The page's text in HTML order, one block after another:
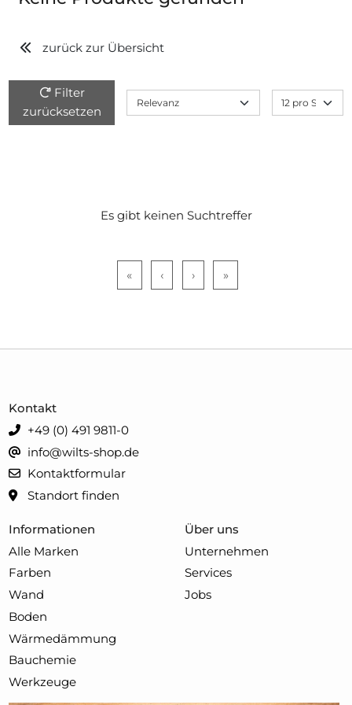
zurück zur Übersicht
Filter
zurücksetzen
Es gibt keinen Suchtreffer
« ‹ › »
Informationen
Alle Marken
Farben
Wand
Boden
Wärmedämmung
Bauchemie
Werkzeuge
Über uns
Unternehmen
Services
Jobs
Kontakt
+49 (0) 491 9811-0
info@wilts-shop.de
Kontaktformular
Standort finden